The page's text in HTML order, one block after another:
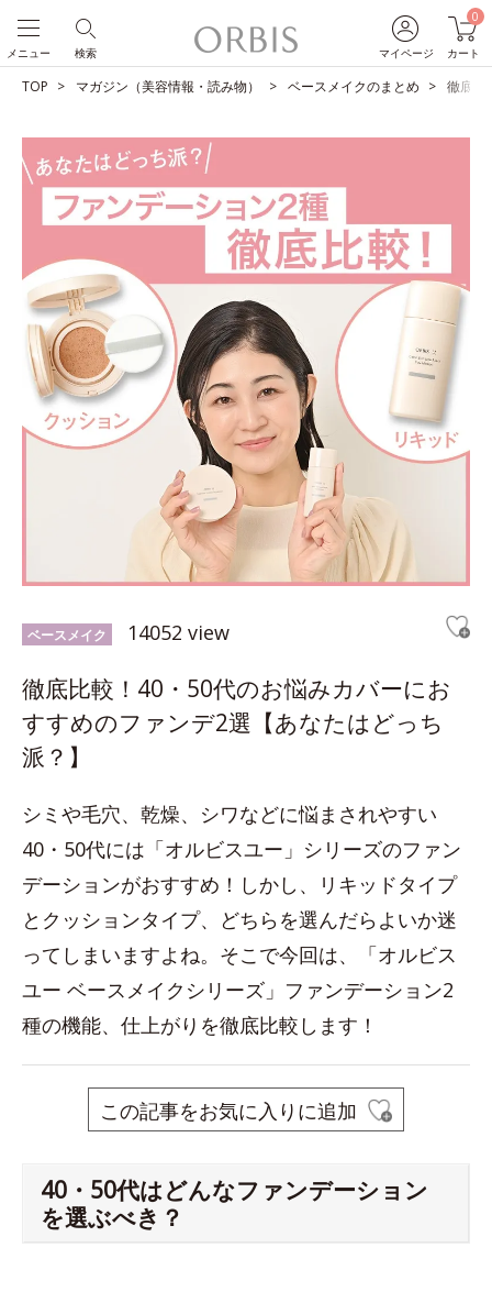
マイページ
0
カート
検索
メニュー
TOP マガジン（美容情報・読み物） ベースメイクのまとめ 徹底比
ベースメイク 14052 view
徹底比較！40・50代のお悩みカバーにお
すすめのファンデ2選【あなたはどっち
派？】
シミや毛穴、乾燥、シワなどに悩まされやすい
40・50代には「オルビスユー」シリーズのファン
デーションがおすすめ！しかし、リキッドタイプ
とクッションタイプ、どちらを選んだらよいか迷
ってしまいますよね。そこで今回は、「オルビス
ユー ベースメイクシリーズ」ファンデーション2
種の機能、仕上がりを徹底比較します！
この記事をお気に入りに追加
40・50代はどんなファンデーション
を選ぶべき？